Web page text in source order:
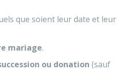
que soient leur date et leur
mariage.
ou donation (sauf